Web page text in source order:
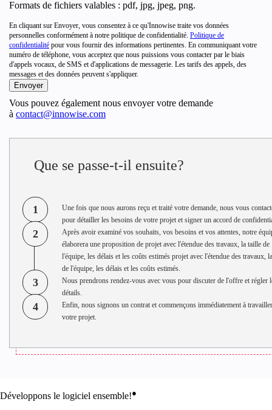
Formats de fichiers valables : pdf, jpg, jpeg, png.
En cliquant sur Envoyer, vous consentez à ce qu'Innowise traite vos données
personnelles conformément à notre politique de confidentialité. Politique de
confidentialité pour vous fournir des informations pertinentes. En communiquant votre
numéro de téléphone, vous acceptez que nous puissions vous contacter par le biais
d'appels vocaux, de SMS et d'applications de messagerie. Les tarifs des appels, des
messages et des données peuvent s'appliquer.
Vous pouvez également nous envoyer votre demande
à contact@innowise.com
Que se passe-t-il ensuite?
1
Une fois que nous aurons reçu et traité votre demande, nous vous
pour détailler les besoins de votre projet et signer un accord de
2
Après avoir examiné vos souhaits, vos besoins et vos attentes, notre
élaborera une proposition de projet avec l'étendue des travaux, la taille de
l'équipe, les délais et les coûts estimés projet avec l'étendue des travaux,
de l'équipe, les délais et les coûts estimés.
3
Nous prendrons rendez-vous avec vous pour discuter de l'offre et régler
détails.
4
Enfin, nous signons un contrat et commençons immédiatement à
votre projet.
Développons le logiciel ensemble!●